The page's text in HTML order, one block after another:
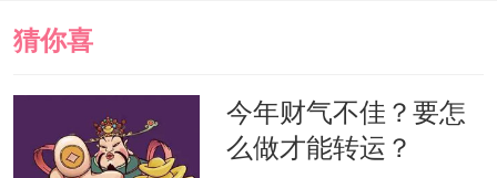
4、客厅不适合任意挂镜子，因为
在风水上这样是属凶的。但如果客厅的
门正好对冲别人家的屋角或墙边时，挂
猜你喜
今年财气不佳？要怎
么做才能转运？